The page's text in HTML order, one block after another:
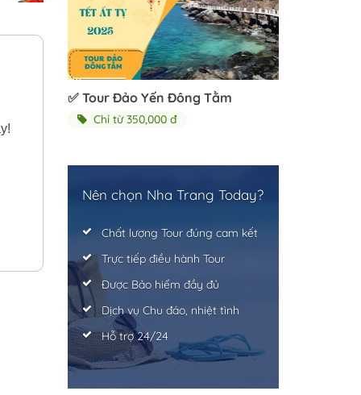
✅ Tour Đảo Yến Đông Tằm
Chỉ từ 350,000 đ
Nên chọn Nha Trang Today?
Chất lượng Tour đúng cam kết
Trực tiếp điều hành Tour
Được Bảo hiểm đầy đủ
Dịch vụ Chu đáo, nhiệt tình
Hỗ trợ 24/24